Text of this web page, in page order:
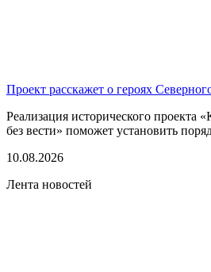
Проект расскажет о героях
Реализация исторического проекта
без вести» поможет установить
10.08.2026
Лента новостей